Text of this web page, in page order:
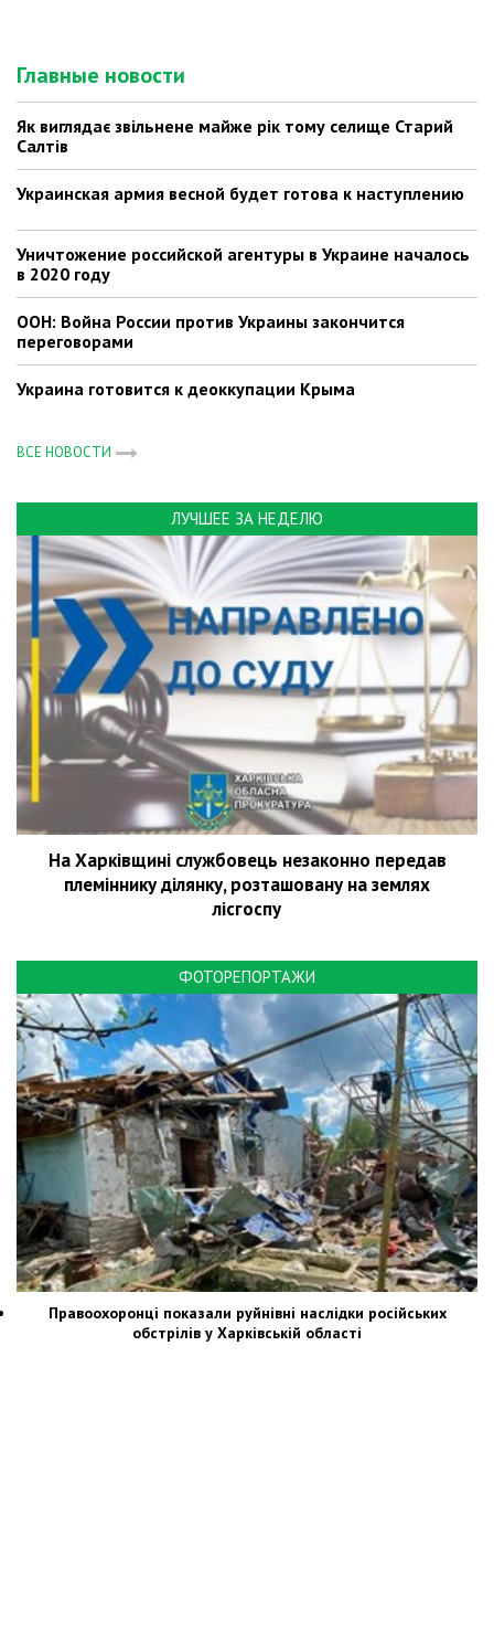
Главные новости
Як виглядає звільнене майже рік тому селище Старий
Салтів
Украинская армия весной будет готова к наступлению
Уничтожение российской агентуры в Украине началось
в 2020 году
ООН: Война России против Украины закончится
переговорами
Украина готовится к деоккупации Крыма
ВСЕ НОВОСТИ
ЛУЧШЕЕ ЗА НЕДЕЛЮ
На Харківщині службовець незаконно передав
племіннику ділянку, розташовану на землях
лісгоспу
ФОТОРЕПОРТАЖИ
Правоохоронці показали руйнівні наслідки російських
обстрілів у Харківській області